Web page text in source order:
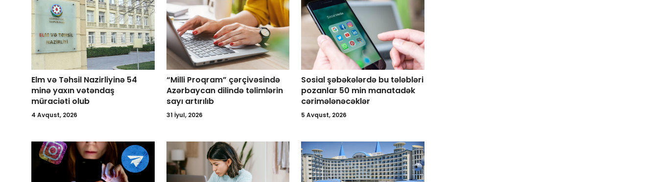
Elm və Təhsil Nazirliyinə 54
minə yaxın vətəndaş
müraciəti olub
4 Avqust, 2026
“Milli Proqram” çərçivəsində
Azərbaycan dilində təlimlərin
sayı artırılıb
31 İyul, 2026
Sosial şəbəkələrdə bu tələbləri
pozanlar 50 min manatadək
cərimələnəcəklər
5 Avqust, 2026